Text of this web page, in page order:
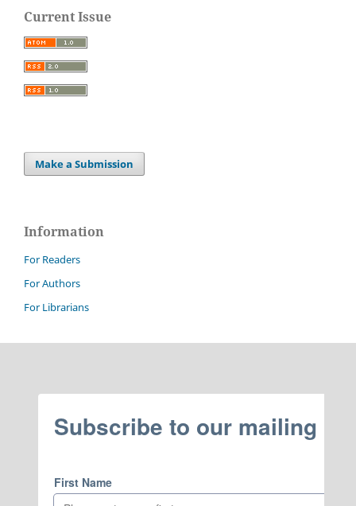
Current Issue
Make a Submission
Information
For Readers
For Authors
For Librarians